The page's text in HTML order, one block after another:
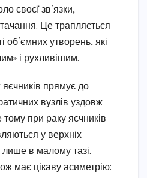
своєї зв’язки,
Це трапляється
об’ємних утворень, які
і рухливішим.
прямує до
вузлів уздовж
при раку яєчників
у верхніх
лише в малому тазі.
має цікаву асиметрію: